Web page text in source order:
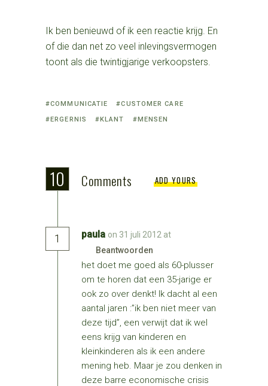
Ik ben benieuwd of ik een reactie krijg. En
of die dan net zo veel inlevingsvermogen
toont als die twintigjarige verkoopsters.
Tagged
with:
COMMUNICATIE
CUSTOMER CARE
ERGERNIS
KLANT MENSEN
10 Comments ADD YOURS
1 paula on 31 juli 2012 at
Beantwoorden
het doet me goed als 60-plusser
om te horen dat een 35-jarige er
ook zo over denkt! Ik dacht al een
aantal jaren :”ik ben niet meer van
deze tijd”, een verwijt dat ik wel
eens krijg van kinderen en
kleinkinderen als ik een andere
mening heb. Maar je zou denken in
deze barre economische crisis